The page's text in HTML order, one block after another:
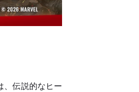
、伝説的なヒー